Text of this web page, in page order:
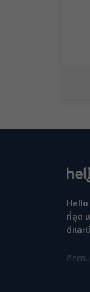
ที่สุด
ดีและ
ติดตา